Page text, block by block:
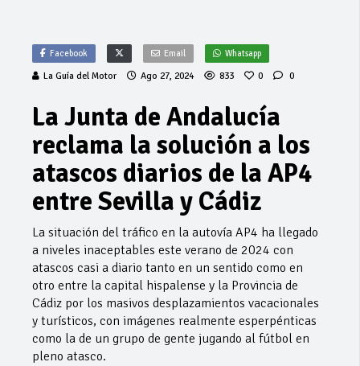
Facebook Email Whatsapp
La Guía del Motor Ago 27, 2024 833 0 0
La Junta de Andalucía
reclama la solución a los
atascos diarios de la AP4
entre Sevilla y Cádiz
La situación del tráfico en la autovía AP4 ha llegado
a niveles inaceptables este verano de 2024 con
atascos casi a diario tanto en un sentido como en
otro entre la capital hispalense y la Provincia de
Cádiz por los masivos desplazamientos vacacionales
y turísticos, con imágenes realmente esperpénticas
como la de un grupo de gente jugando al fútbol en
pleno atasco.